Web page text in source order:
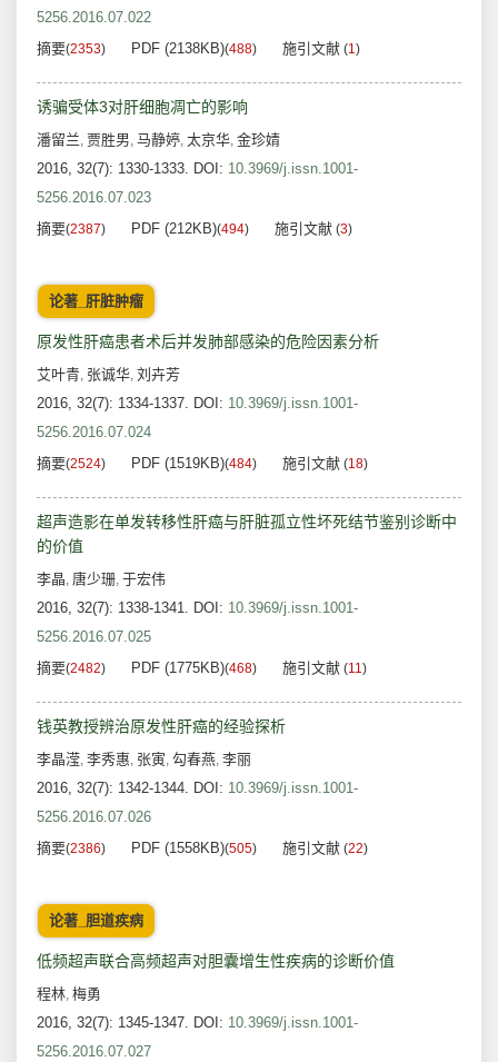
5256.2016.07.022
摘要(2353) PDF (2138KB)(488) 施引文献 (1)
诱骗受体3对肝细胞凋亡的影响
潘留兰, 贾胜男, 马静婷, 太京华, 金珍婧
2016, 32(7): 1330-1333. DOI: 10.3969/j.issn.1001-
5256.2016.07.023
摘要(2387) PDF (212KB)(494) 施引文献 (3)
论著_肝脏肿瘤
原发性肝癌患者术后并发肺部感染的危险因素分析
艾叶青, 张诚华, 刘卉芳
2016, 32(7): 1334-1337. DOI: 10.3969/j.issn.1001-
5256.2016.07.024
摘要(2524) PDF (1519KB)(484) 施引文献 (18)
超声造影在单发转移性肝癌与肝脏孤立性坏死结节鉴别诊断中
的价值
李晶, 唐少珊, 于宏伟
2016, 32(7): 1338-1341. DOI: 10.3969/j.issn.1001-
5256.2016.07.025
摘要(2482) PDF (1775KB)(468) 施引文献 (11)
钱英教授辨治原发性肝癌的经验探析
李晶滢, 李秀惠, 张寅, 勾春燕, 李丽
2016, 32(7): 1342-1344. DOI: 10.3969/j.issn.1001-
5256.2016.07.026
摘要(2386) PDF (1558KB)(505) 施引文献 (22)
论著_胆道疾病
低频超声联合高频超声对胆囊增生性疾病的诊断价值
程林, 梅勇
2016, 32(7): 1345-1347. DOI: 10.3969/j.issn.1001-
5256.2016.07.027